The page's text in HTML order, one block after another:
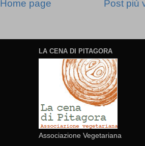
Post più
Home page
LA CENA DI PITAGORA
Associazione Vegetariana